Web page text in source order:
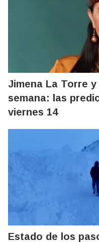
Jimena La Torre
semana: las
viernes 14
Estado de los